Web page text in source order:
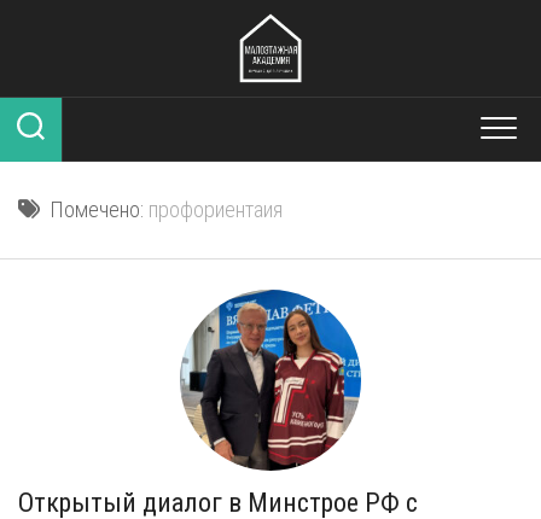
Помечено: профориентаия
Открытый диалог в Минстрое РФ с